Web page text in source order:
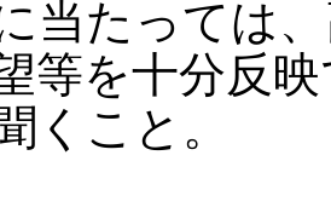
当たっては
等を十分反
くこと。